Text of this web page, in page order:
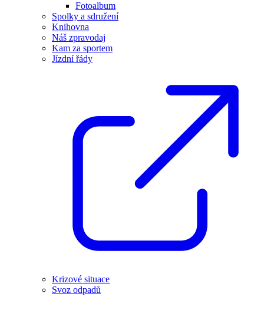
Fotoalbum
Spolky a sdružení
Knihovna
Náš zpravodaj
Kam za sportem
Jízdní řády
Krizové situace
Svoz odpadů